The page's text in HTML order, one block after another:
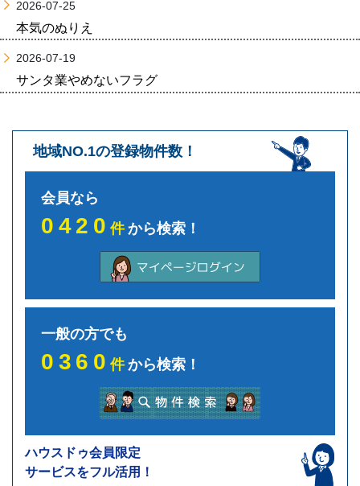
2026-07-25
本気のぬりえ
2026-07-19
サンタ業やめないフラグ
地域NO.1の登録物件数！
会員なら
0420件から検索！
一般の方でも
0360件から検索！
ハウスドゥ会員限定
サービスをフル活用！